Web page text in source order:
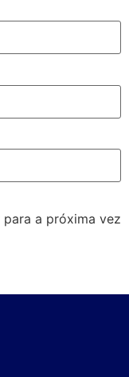
a próxima vez